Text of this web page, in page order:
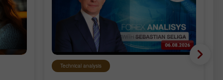
Technical analysis